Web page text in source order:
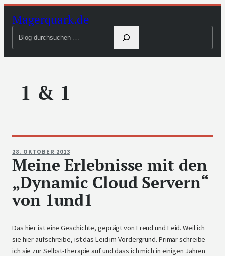
Zum
Inhalt
Magerquark.de
durchsuchen
1 & 1
28. OKTOBER 2013
Meine Erlebnisse mit den
„Dynamic Cloud Servern“
von 1und1
Das hier ist eine Geschichte, geprägt von Freud und Leid. Weil ich
sie hier aufschreibe, ist das Leid im Vordergrund. Primär schreibe
ich sie zur Selbst-Therapie auf und dass ich mich in einigen Jahren